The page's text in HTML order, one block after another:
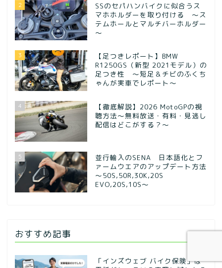
2
SSのセパハンバイクに似合うス
マホホルダーを取り付ける ～ス
テムホールとマルチバーホルダー
～
3
【足つきレポート】BMW
R1250GS（新型 2021モデル）の
足つき性 ～短足＆チビのふくち
ゃんが実車でレポート～
4
【徹底解説】2026 MotoGPの視
聴方法～無料放送・有料・見逃し
配信はどこがする？～
5
並行輸入のSENA 日本語化とフ
ァームウエアのアップデート方法
～50S,50R,30K,20S
EVO,20S,10S～
おすすめ記事
「インズウェブ バイク保険」は